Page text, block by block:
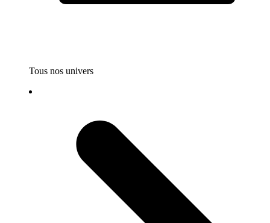
Tous nos univers